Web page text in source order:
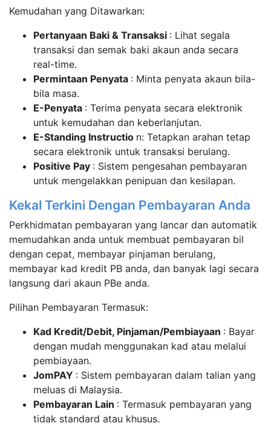
Kemudahan yang Ditawarkan:
Pertanyaan Baki & Transaksi : Lihat segala
transaksi dan semak baki akaun anda secara
real-time.
Permintaan Penyata : Minta penyata akaun bila-
bila masa.
E-Penyata : Terima penyata secara elektronik
untuk kemudahan dan keberlanjutan.
E-Standing Instructio n: Tetapkan arahan tetap
secara elektronik untuk transaksi berulang.
Positive Pay : Sistem pengesahan pembayaran
untuk mengelakkan penipuan dan kesilapan.
Kekal Terkini Dengan Pembayaran Anda
Perkhidmatan pembayaran yang lancar dan automatik
memudahkan anda untuk membuat pembayaran bil
dengan cepat, membayar pinjaman berulang,
membayar kad kredit PB anda, dan banyak lagi secara
langsung dari akaun PBe anda.
Pilihan Pembayaran Termasuk:
Kad Kredit/Debit, Pinjaman/Pembiayaan : Bayar
dengan mudah menggunakan kad atau melalui
pembiayaan.
JomPAY : Sistem pembayaran dalam talian yang
meluas di Malaysia.
Pembayaran Lain : Termasuk pembayaran yang
tidak standard atau khusus.